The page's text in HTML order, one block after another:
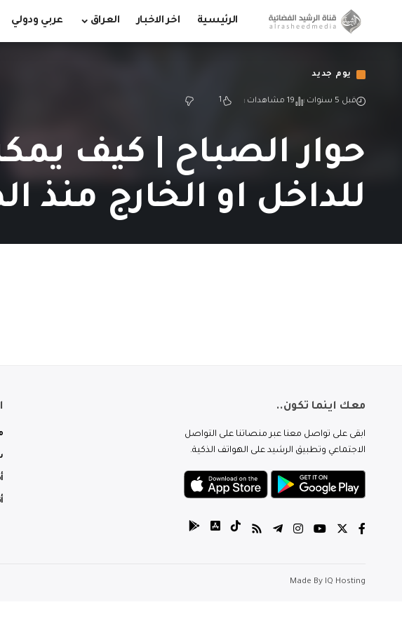
الرئيسية اخر الاخبار العراق عربي ودولي
يوم جديد
قبل 5 سنوات 19 مشاهدات 1
حوار الصباح | كيف
للداخل او الخارج
معك اينما تكون..
ابقى على تواصل معنا عبر منصاتنا على التواصل
الاجتماعي وتطبيق الرشيد على الهواتف الذكية.
Made By IQ Hosting